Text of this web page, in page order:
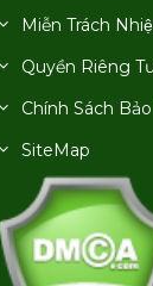
Miễn Trách
Quyền Riêng
Chính Sách
SiteMap